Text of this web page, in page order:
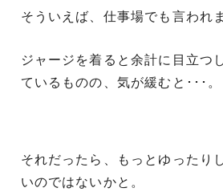
そういえば、仕事場でも言われ
ジャージを着ると余計に目立つ
ているものの、気が緩むと･･･。
それだったら、もっとゆったり
いのではないかと。